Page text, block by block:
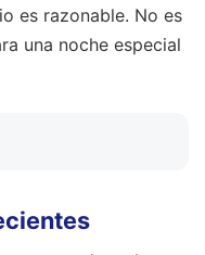
es razonable. No es
una noche especial